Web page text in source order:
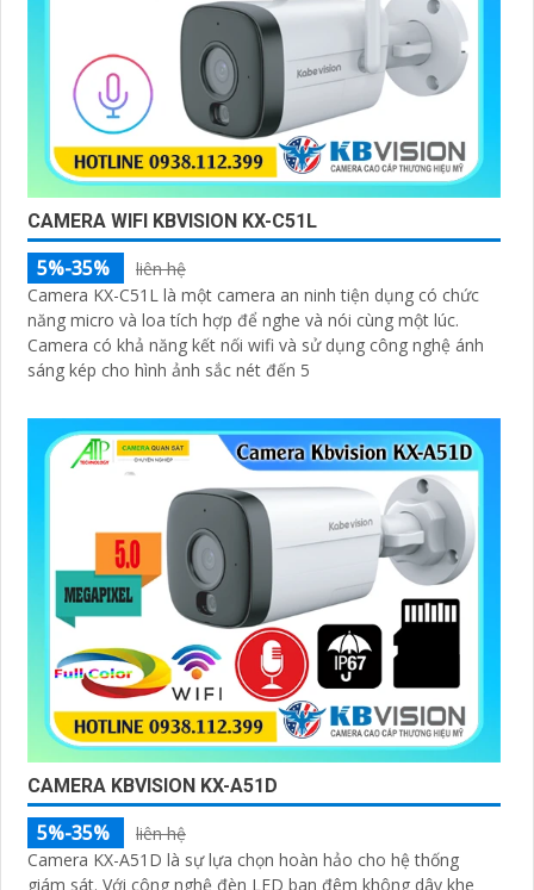
CAMERA WIFI KBVISION KX-C51L
5%-35%
liên hệ
Camera KX-C51L là một camera an ninh tiện dụng có chức
năng micro và loa tích hợp để nghe và nói cùng một lúc.
Camera có khả năng kết nối wifi và sử dụng công nghệ ánh
sáng kép cho hình ảnh sắc nét đến 5
CAMERA KBVISION KX-A51D
5%-35%
liên hệ
Camera KX-A51D là sự lựa chọn hoàn hảo cho hệ thống
giám sát. Với công nghệ đèn LED ban đêm không dây khe